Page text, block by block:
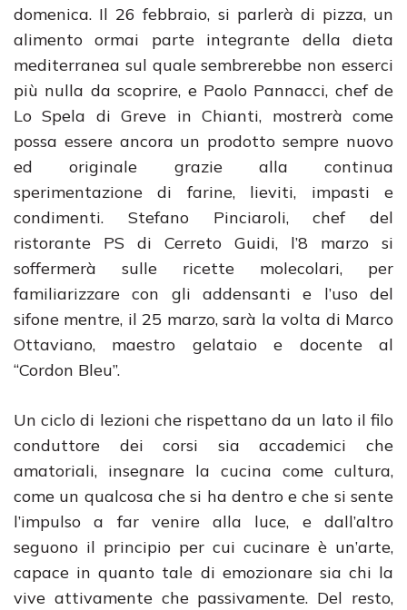
domenica. Il 26 febbraio, si parlerà di pizza, un
alimento ormai parte integrante della dieta
mediterranea sul quale sembrerebbe non esserci
più nulla da scoprire, e Paolo Pannacci, chef de
Lo Spela di Greve in Chianti, mostrerà come
possa essere ancora un prodotto sempre nuovo
ed originale grazie alla continua
sperimentazione di farine, lieviti, impasti e
condimenti. Stefano Pinciaroli, chef del
ristorante PS di Cerreto Guidi, l’8 marzo si
soffermerà sulle ricette molecolari, per
familiarizzare con gli addensanti e l’uso del
sifone mentre, il 25 marzo, sarà la volta di Marco
Ottaviano, maestro gelataio e docente al
“Cordon Bleu”.
Un ciclo di lezioni che rispettano da un lato il filo
conduttore dei corsi sia accademici che
amatoriali, insegnare la cucina come cultura,
come un qualcosa che si ha dentro e che si sente
l’impulso a far venire alla luce, e dall’altro
seguono il principio per cui cucinare è un’arte,
capace in quanto tale di emozionare sia chi la
vive attivamente che passivamente. Del resto,